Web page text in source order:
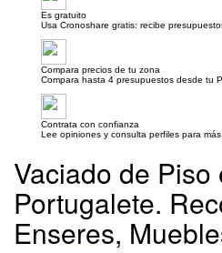
Es gratuito
Usa Cronoshare gratis: recibe
Compara precios de tu zona
Compara hasta 4 presupuestos desde tu
Contrata con confianza
Lee opiniones y consulta perfiles para más
Vaciado de Piso
Portugalete.
Enseres,